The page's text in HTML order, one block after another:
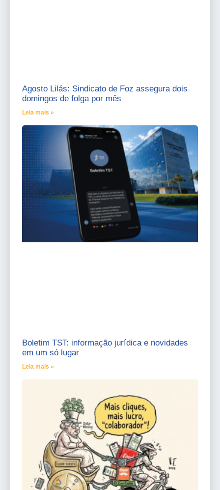
Agosto Lilás: Sindicato de Foz assegura dois
domingos de folga por mês
Leia mais »
Boletim TST: informação jurídica e novidades
em um só lugar
Leia mais »